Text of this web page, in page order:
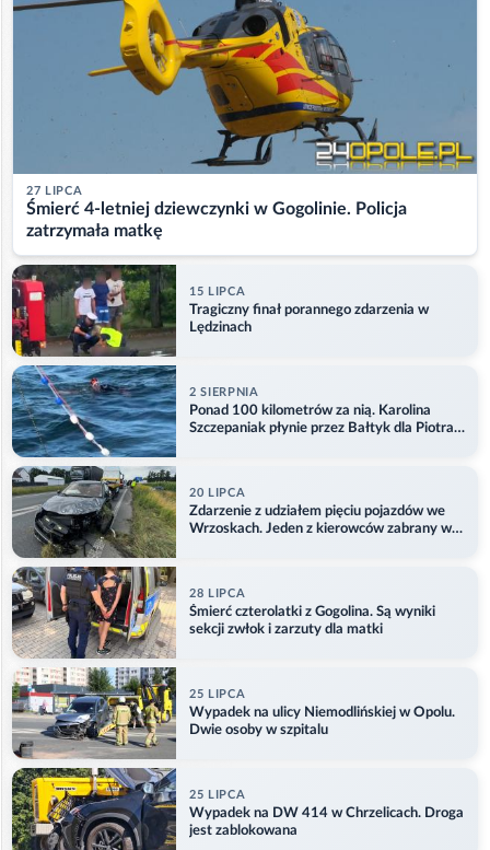
27 LIPCA
Śmierć 4-letniej dziewczynki w Gogolinie. Policja
zatrzymała matkę
15 LIPCA
Tragiczny finał porannego zdarzenia w
Lędzinach
2 SIERPNIA
Ponad 100 kilometrów za nią. Karolina
Szczepaniak płynie przez Bałtyk dla Piotra.
20 LIPCA
Zdarzenie z udziałem pięciu pojazdów we
Wrzoskach. Jeden z kierowców zabrany w
28 LIPCA
Śmierć czterolatki z Gogolina. Są wyniki
sekcji zwłok i zarzuty dla matki
25 LIPCA
Wypadek na ulicy Niemodlińskiej w Opolu.
Dwie osoby w szpitalu
25 LIPCA
Wypadek na DW 414 w Chrzelicach. Droga
jest zablokowana